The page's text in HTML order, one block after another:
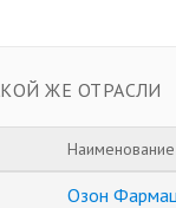
ЖЕ ОТРАСЛИ
Наименование
Озон